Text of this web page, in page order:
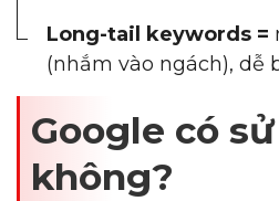
Long-tail keywords =
(nhắm vào ngách), dễ
Google có
không?